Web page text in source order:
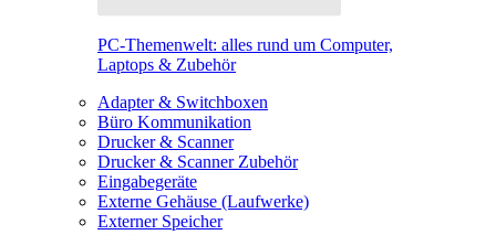
PC-Themenwelt: alles rund um Computer,
Laptops & Zubehör
Adapter & Switchboxen
Büro Kommunikation
Drucker & Scanner
Drucker & Scanner Zubehör
Eingabegeräte
Externe Gehäuse (Laufwerke)
Externer Speicher